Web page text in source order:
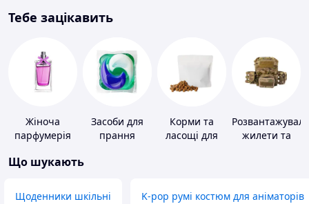
Тебе зацікавить
Жіноча
парфумерія
Засоби для
прання
Корми та
ласощі для
жилети та
Що шукають
Щоденники шкільні K-pop румі костюм для аніматорів